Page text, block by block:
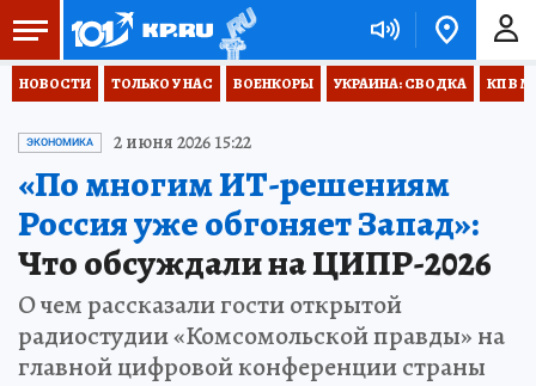
НОВОСТИ ТОЛЬКО У НАС ВОЕНКОРЫ УКРАИНА: СВОДКА КП В
ЭКОНОМИКА 2 июня 2026 15:22
«По многим ИТ-решениям
Россия уже обгоняет Запад»:
Что обсуждали на ЦИПР-2026
О чем рассказали гости открытой
радиостудии «Комсомольской правды» на
главной цифровой конференции страны